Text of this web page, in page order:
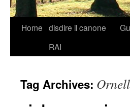
Skip
Home disdire il canone
RAI
Tag Archives: